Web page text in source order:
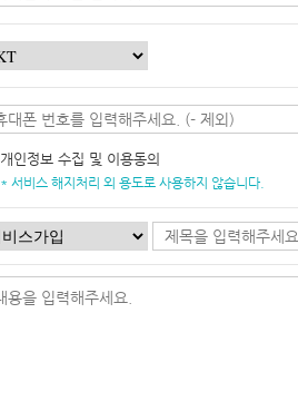
개인정보 수집 및 이용동의
* 서비스 해지처리 외 용도로 사용하지 않습니다.